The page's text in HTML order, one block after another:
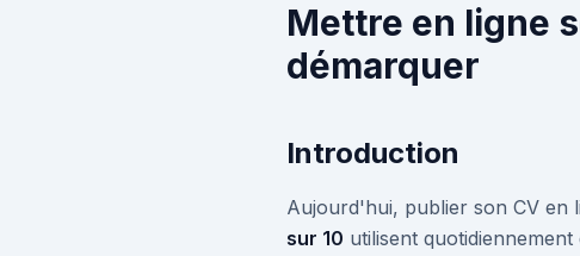
Mettre en ligne
démarquer
Introduction
Aujourd'hui, publier son CV en
sur 10 utilisent